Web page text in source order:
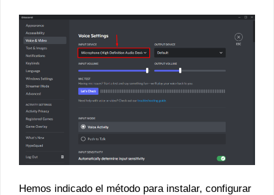
Hemos indicado el método para instalar, configurar